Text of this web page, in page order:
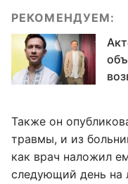
РЕКОМЕНДУЕМ:
Также он
травмы, и из
как врач наложил
следующий день